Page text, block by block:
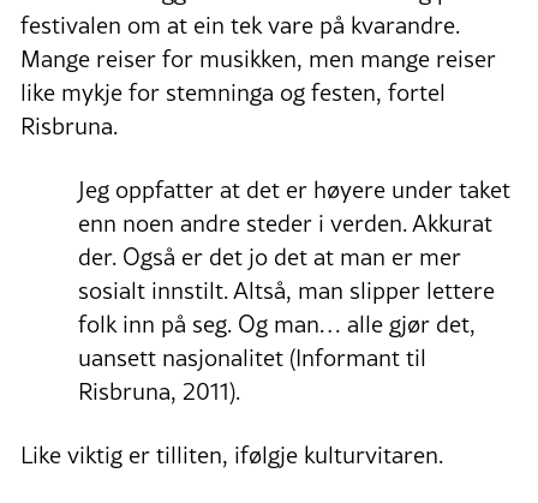
festivalen om at ein tek vare på kvarandre.
Mange reiser for musikken, men mange reiser
like mykje for stemninga og festen, fortel
Risbruna.
Jeg oppfatter at det er høyere under taket
enn noen andre steder i verden. Akkurat
der. Også er det jo det at man er mer
sosialt innstilt. Altså, man slipper lettere
folk inn på seg. Og man… alle gjør det,
uansett nasjonalitet (Informant til
Risbruna, 2011).
Like viktig er tilliten, ifølgje kulturvitaren.